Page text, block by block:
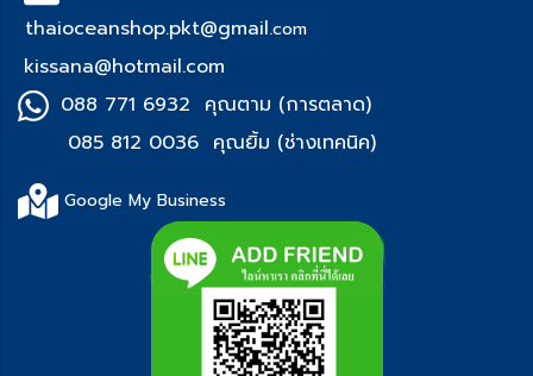
thaioceanshop.pkt@gmail.com
kissana@hotmail.com
088 771 6932 คุณตาม (การตลาด)
085 812 0036 คุณยิ้ม (ช่างเทคนิค)
Google My Business